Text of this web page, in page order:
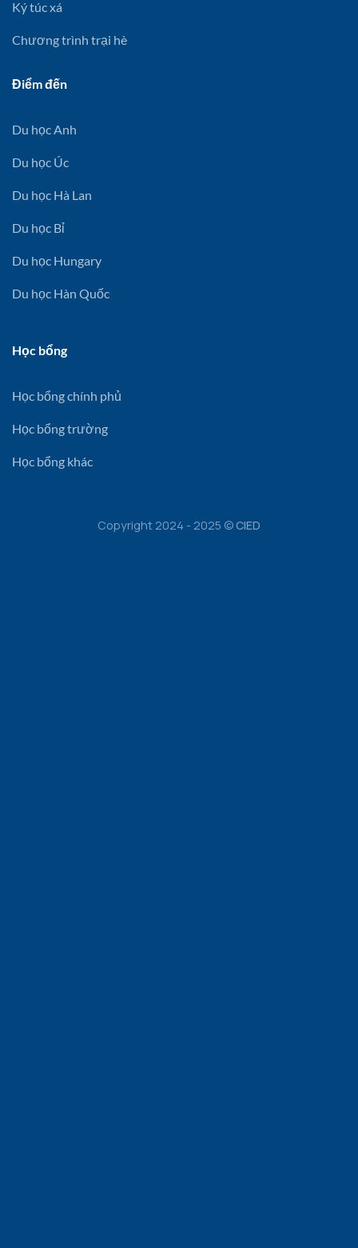
Ký túc xá
Chương trình trại hè
Điểm đến
Du học Anh
Du học Úc
Du học Hà Lan
Du học Bỉ
Du học Hungary
Du học Hàn Quốc
Học bổng
Học bổng chính phủ
Học bổng trường
Học bổng khác
Copyright 2024 - 2025 ©CIED